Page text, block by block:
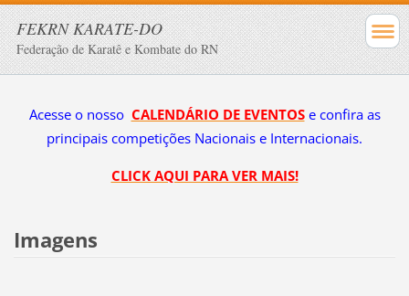
FEKRN KARATE-DO
Federação de Karatê e Kombate do RN
Acesse o nosso CALENDÁRIO DE EVENTOSe confira as
principais competições Nacionais e Internacionais.
CLICK AQUI PARA VER MAIS!
Imagens